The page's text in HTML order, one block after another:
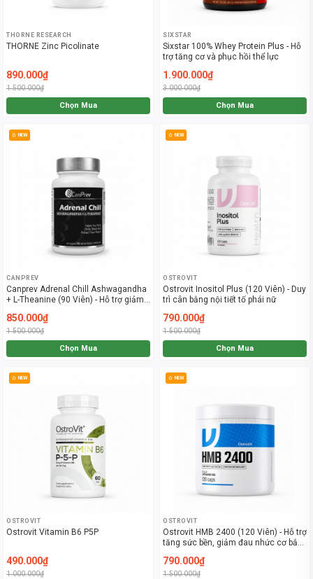
THORNE RESEARCH
THORNE Zinc Picolinate
890.000₫
1.500.000₫
Chọn Mua
SIXSTAR
Sixstar 100% Whey Protein Plus - Hỗ
trợ tăng cơ và phục hồi thể lực
1.900.000₫
3.000.000₫
Chọn Mua
NEW
CANPREV
Canprev Adrenal Chill Ashwagandha
+ L-Theanine (90 Viên) - Hỗ trợ giảm
ngủ
850.000₫
1.500.000₫
Chọn Mua
NEW
OSTROVIT
Ostrovit Inositol Plus (120 Viên) - Duy
trì cân bằng nội tiết tố phái nữ
790.000₫
1.500.000₫
Chọn Mua
NEW
OSTROVIT
Ostrovit Vitamin B6 P5P
490.000₫
1.000.000₫
NEW
OSTROVIT
Ostrovit HMB 2400 (120 Viên) - Hỗ trợ
tăng sức bền, giảm đau nhức cơ bắp
790.000₫
1.500.000₫